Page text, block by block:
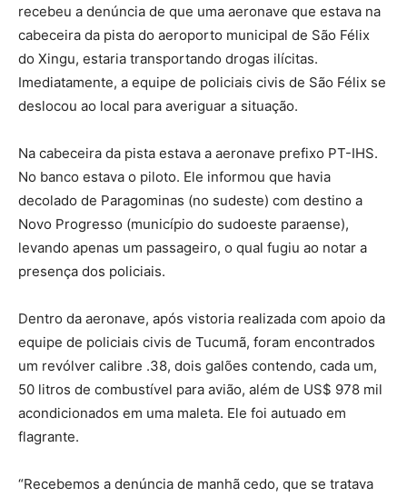
recebeu a denúncia de que uma aeronave que estava na
cabeceira da pista do aeroporto municipal de São Félix
do Xingu, estaria transportando drogas ilícitas.
Imediatamente, a equipe de policiais civis de São Félix se
deslocou ao local para averiguar a situação.
Na cabeceira da pista estava a aeronave prefixo PT-IHS.
No banco estava o piloto. Ele informou que havia
decolado de Paragominas (no sudeste) com destino a
Novo Progresso (município do sudoeste paraense),
levando apenas um passageiro, o qual fugiu ao notar a
presença dos policiais.
Dentro da aeronave, após vistoria realizada com apoio da
equipe de policiais civis de Tucumã, foram encontrados
um revólver calibre .38, dois galões contendo, cada um,
50 litros de combustível para avião, além de US$ 978 mil
acondicionados em uma maleta. Ele foi autuado em
flagrante.
“Recebemos a denúncia de manhã cedo, que se tratava